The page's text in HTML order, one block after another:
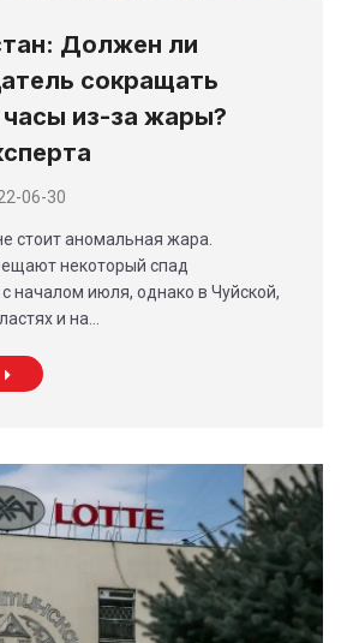
Должен ли
сокращать
из-за жары?
06-30
стоит аномальная жара.
некоторый спад
началом июля, однако в Чуйской,
и на…